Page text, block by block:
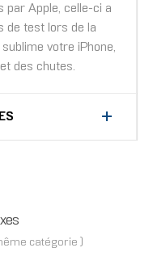
par Apple, celle-ci a
de test lors de la
votre iPhone,
des chutes.
catégorie )